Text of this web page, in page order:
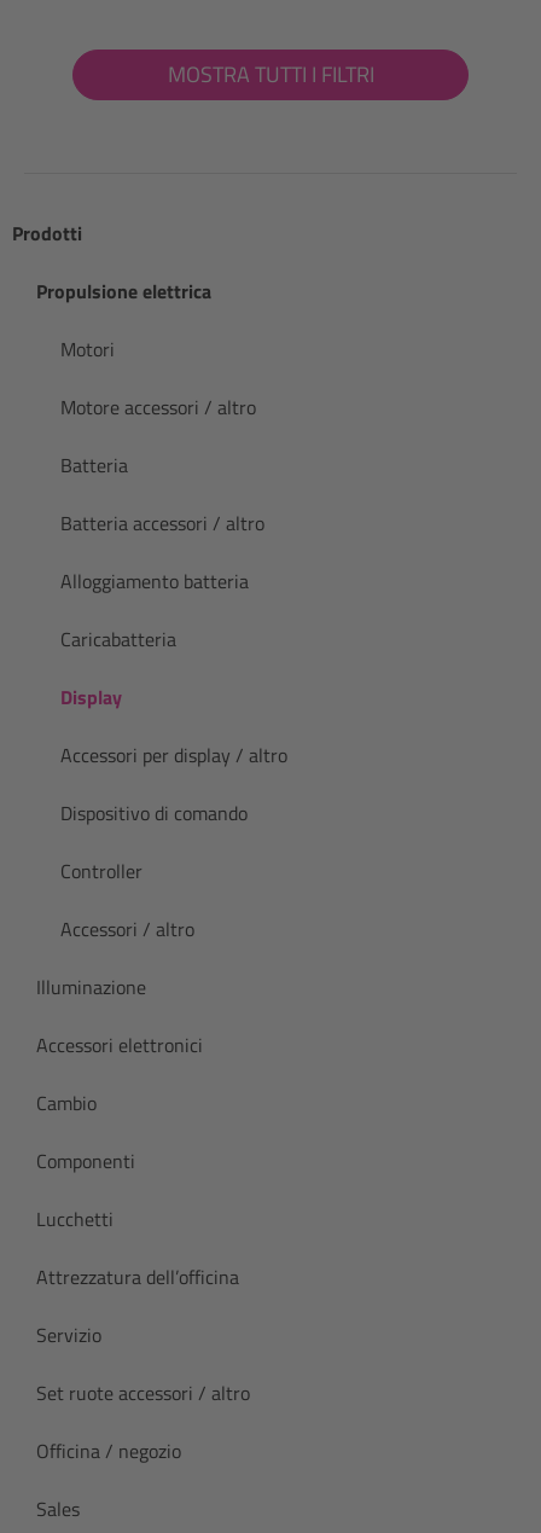
MOSTRA TUTTI I FILTRI
Prodotti
Propulsione elettrica
Motori
Motore accessori / altro
Batteria
Batteria accessori / altro
Alloggiamento batteria
Caricabatteria
Display
Accessori per display / altro
Dispositivo di comando
Controller
Accessori / altro
Illuminazione
Accessori elettronici
Cambio
Componenti
Lucchetti
Attrezzatura dell’officina
Servizio
Set ruote accessori / altro
Officina / negozio
Sales